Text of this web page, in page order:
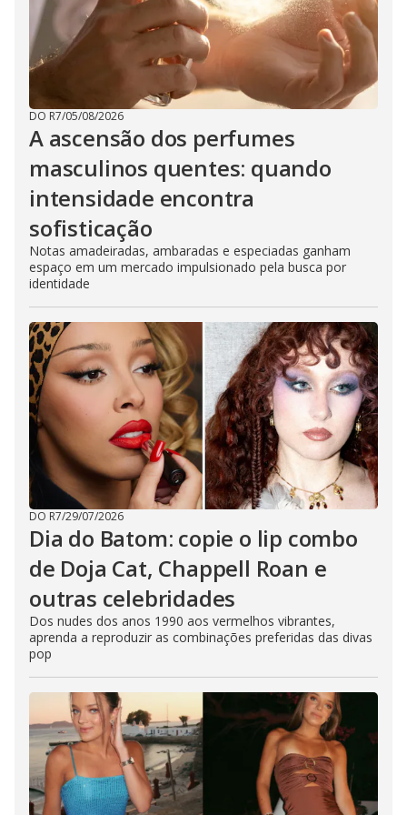
DO R7/05/08/2026
A ascensão dos perfumes
masculinos quentes: quando
intensidade encontra
sofisticação
Notas amadeiradas, ambaradas e especiadas ganham
espaço em um mercado impulsionado pela busca por
identidade
DO R7/29/07/2026
Dia do Batom: copie o lip combo
de Doja Cat, Chappell Roan e
outras celebridades
Dos nudes dos anos 1990 aos vermelhos vibrantes,
aprenda a reproduzir as combinações preferidas das divas
pop